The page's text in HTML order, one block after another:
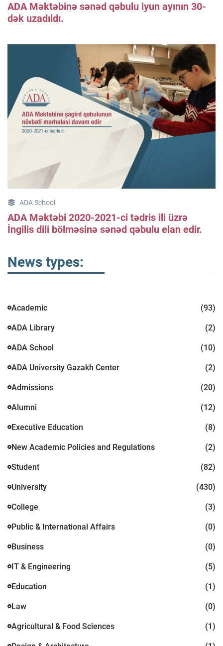
ADA Məktəbinə sənəd qəbulu iyun ayının 30-
dək uzadıldı.
ADA School
ADA Məktəbi 2020-2021-ci tədris ili üzrə
İngilis dili bölməsinə sənəd qəbulu elan edir.
News types:
Academic (93)
ADA Library (2)
ADA School (10)
ADA University Gazakh Center (2)
Admissions (20)
Alumni (12)
Executive Education (8)
New Academic Policies and Regulations (2)
Student (82)
University (430)
College (3)
Public & International Affairs (0)
Business (0)
IT & Engineering (5)
Education (1)
Law (0)
Agricultural & Food Sciences (1)